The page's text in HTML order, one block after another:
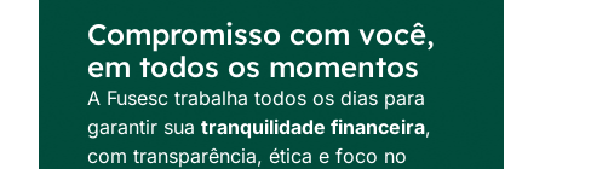
Compromisso com você,
em todos os momentos
A Fusesc trabalha todos os dias para
garantir sua tranquilidade financeira,
com transparência, ética e foco no